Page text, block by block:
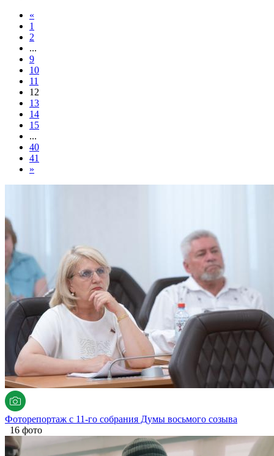
«
1
2
...
9
10
11
12
13
14
15
...
40
41
»
Фоторепортаж с 11-го собрания Думы восьмого созыва
16 фото